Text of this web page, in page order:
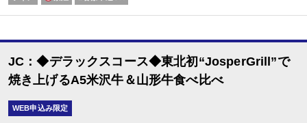
■各施設のご利用時間
・ロビー：15時～22時（翌朝はノンアルコール提供）
・大浴場（貸切風呂）：15時～24時／翌5時～10時30分
～別邸桜桃庵ご宿泊のお客様～
・PREMIUMラウンジ：15時～翌11時（ウィスキー・地酒・おつまみ等）
■「天童温泉」大浴場
春には桜、冬には雪など四季の彩りを感じる「露天風呂」が人気
■ご案内
JC：◆デラックスコース◆東北初“JosperGrill”で
焼き上げるA5米沢牛＆山形牛食べ比べ
WEB申込み限定